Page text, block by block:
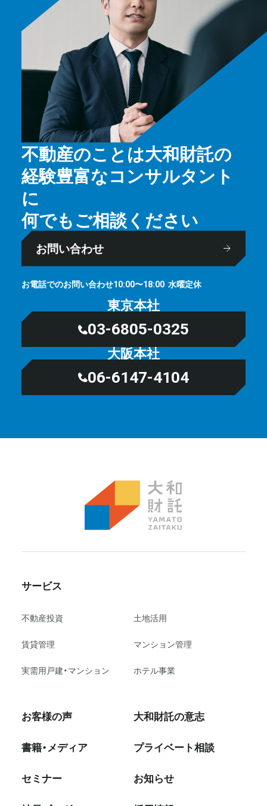
不動産のことは大和財託の
経験豊富なコンサルタント
に
何でもご相談ください
お問い合わせ
お電話でのお問い合わせ10:00〜18:00 ⽔曜定休
東京本社
03-6805-0325
大阪本社
06-6147-4104
サービス
不動産投資
⼟地活⽤
賃貸管理
マンション管理
実需用戸建・マンション
ホテル事業
お客様の声
書籍・メディア
セミナー
大和財託の意志
プライベート相談
お知らせ